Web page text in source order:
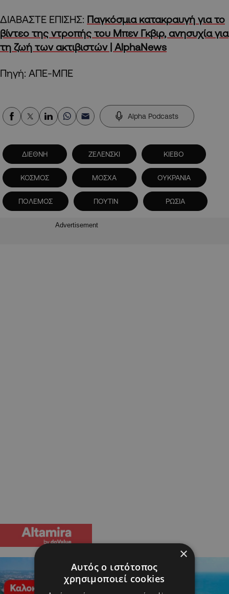
ΔΙΑΒΑΣΤΕ ΕΠΙΣΗΣ: Παγκόσμια κατακραυγή για το
βίντεο της ντροπής του Μπεν Γκβιρ, ανησυχία για
τη ζωή των ακτιβιστών | AlphaNews
Πηγή: ΑΠΕ-ΜΠΕ
Alpha Podcasts
ΔΙΕΘΝΗ ΖΕΛΕΝΣΚΙ ΚΙΕΒΟ
ΚΟΣΜΟΣ ΜΟΣΧΑ ΟΥΚΡΑΝΙΑ
ΠΟΛΕΜΟΣ ΠΟΥΤΙΝ ΡΩΣΙΑ
Advertisement
×
Αυτός ο ιστότοπος
χρησιμοποιεί cookies